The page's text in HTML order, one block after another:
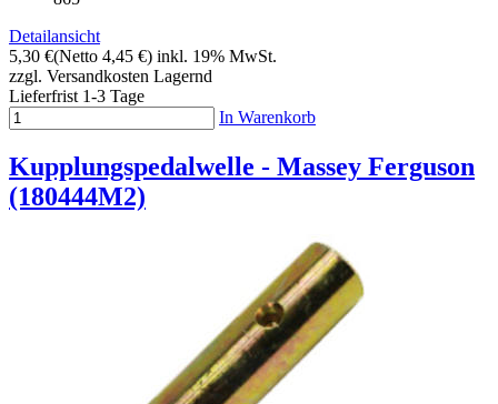
Detailansicht
5,30 €(Netto 4,45 €) inkl. 19% MwSt.
zzgl. Versandkosten Lagernd
Lieferfrist 1-3 Tage
In Warenkorb
Kupplungspedalwelle - Massey Ferguson
(180444M2)